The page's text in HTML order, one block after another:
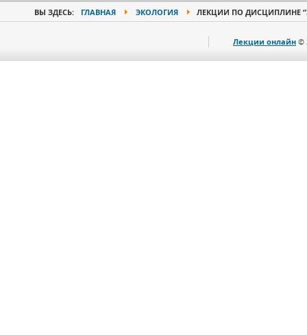
ВЫ ЗДЕСЬ: ГЛАВНАЯ ЭКОЛОГИЯ ЛЕКЦИИ ПО ДИСЦИПЛИНЕ
Лекции онлайн ©